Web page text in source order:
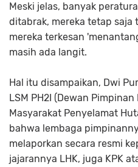
Meski jelas, banyak
ditabrak, mereka tetap saja
mereka terkesan
masih ada langit.
Hal itu disampaikan, Dwi
LSM PH2I (Dewan
Masyarakat Penyelamat
bahwa lembaga
melaporkan secara resmi
jajarannya LHK, juga KPK